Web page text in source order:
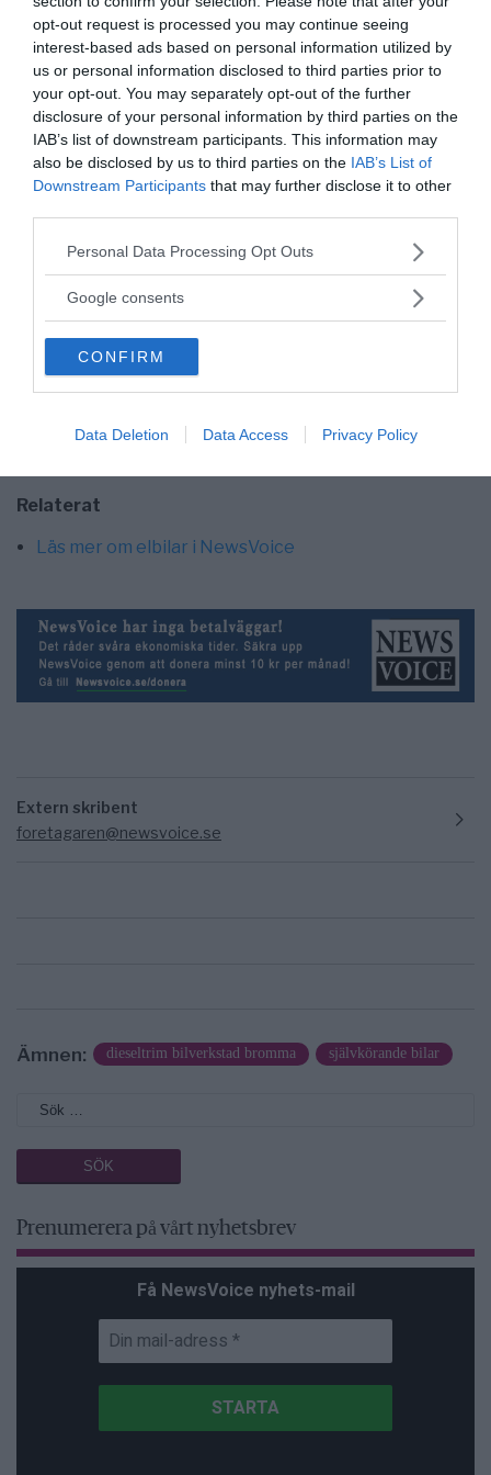
opt-out request is processed you may continue seeing
interest-based ads based on personal information utilized by
us or personal information disclosed to third parties prior to
your opt-out. You may separately opt-out of the further
disclosure of your personal information by third parties on the
IAB’s list of downstream participants. This information may
also be disclosed by us to third parties on the IAB’s List of
Downstream Participants that may further disclose it to other
Please note that this website/app uses one or more Google
not limited to your visit or usage behaviour. You may click to
use your data for below specified purposes in below Google
consent section.
Personal Data Processing Opt Outs
Google consents
CONFIRM
Data Deletion Data Access Privacy Policy
Tekniktidningen Tech Crunch uppger i en artikel från
den 26 januari att Ford skickat in en patentansökanför
en autonom polisbil. Blott det faktum att
patentansökan är inskickad är enerverande enligt
skribenten på Tech Crunch. Varför kan man undra.
Skribenten som läst patentansökan skriver att denna
identifikation, undersöka online databaser med
information om förare och fordon samt för att direkt
kommunicera med föraren, men det blir bättre.
Patentet omfattar även en beskrivning av hur poliser i
den autonoma polisbilen ska kunna ta över kontrollen
på den misstänkta bilen. Närmare än så kan vi inte
komma en bemannad robotpolisbil med AI-intelligens.
Relaterat
Läs mer om elbilar i NewsVoice
Extern skribent
foretagaren@newsvoice.se
Ämnen: dieseltrim bilverkstad bromma självkörande bilar
Prenumerera på vårt nyhetsbrev
Få NewsVoice nyhets-mail